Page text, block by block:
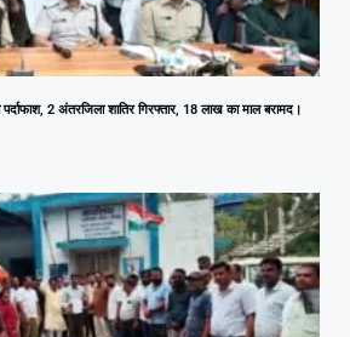
2 अंतरजिला शातिर गिरफ्तार, 18 लाख का माल बरामद।